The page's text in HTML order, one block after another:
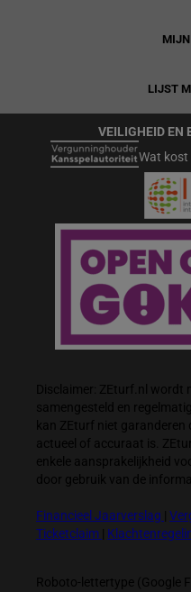
LIJST
VEILIGHEID EN
Wat kost
Disclaimer: ZEturf.nl wordt
samengesteld en
kan ZEturf niet
actueel of accuraat is.
enkele aansprakelijkheid
door gebruik van de
Financieel Jaarverslag
Ticketclaim
Roboto-lettertype (Google